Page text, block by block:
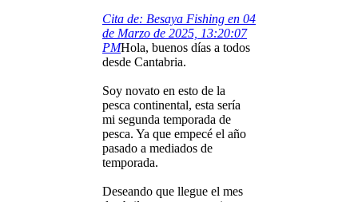
Cita de: Besaya Fishing en 04
de Marzo de 2025, 13:20:07
PMHola, buenos días a todos
desde Cantabria.
Soy novato en esto de la
pesca continental, esta sería
mi segunda temporada de
pesca. Ya que empecé el año
pasado a mediados de
temporada.
Deseando que llegue el mes